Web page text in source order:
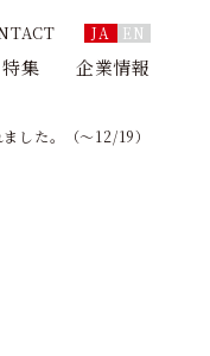
JA EN
特集 企業情報
した。（～12/19）